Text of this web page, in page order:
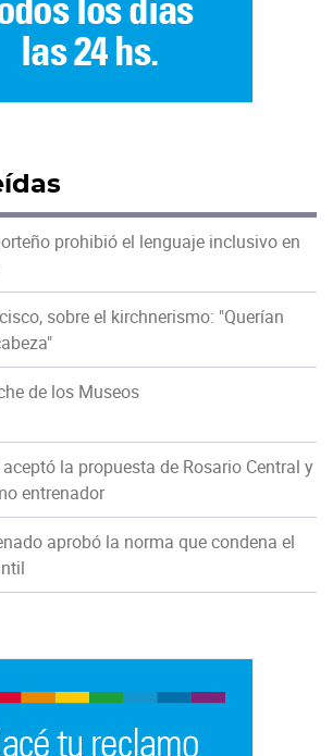
prohibió el lenguaje inclusivo en
sobre el kirchnerismo: "Querían
de los Museos
la propuesta de Rosario Central y
entrenador
aprobó la norma que condena el